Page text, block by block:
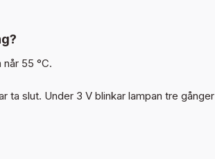
55 °C.
ta slut. Under 3 V blinkar lampan tre gånger